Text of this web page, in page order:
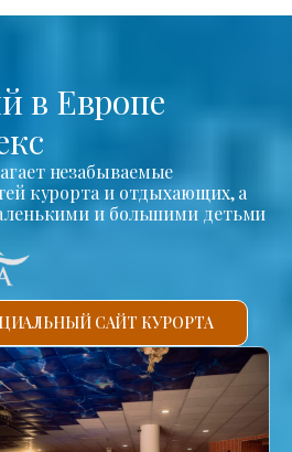
в Европе
незабываемые
курорта и отдыхающих, а
и большими детьми
САЙТ КУРОРТА